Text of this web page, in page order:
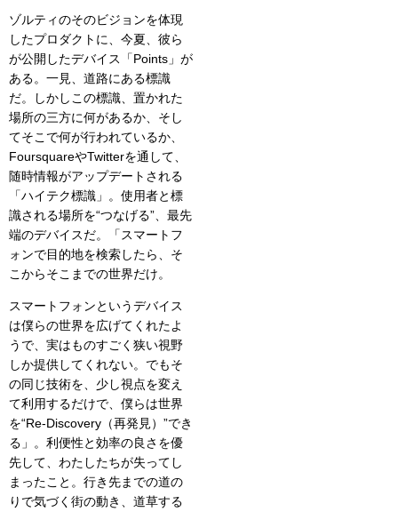
ゾルティのそのビジョンを体現
したプロダクトに、今夏、彼ら
が公開したデバイス「Points」が
ある。一見、道路にある標識
だ。しかしこの標識、置かれた
場所の三方に何があるか、そし
てそこで何が行われているか、
FoursquareやTwitterを通して、
随時情報がアップデートされる
「ハイテク標識」。使用者と標
識される場所を“つなげる”、最先
端のデバイスだ。「スマートフ
ォンで目的地を検索したら、そ
こからそこまでの世界だけ。
スマートフォンというデバイス
は僕らの世界を広げてくれたよ
うで、実はものすごく狭い視野
しか提供してくれない。でもそ
の同じ技術を、少し視点を変え
て利用するだけで、僕らは世界
を“Re-Discovery（再発見）”でき
る」。利便性と効率の良さを優
先して、わたしたちが失ってし
まったこと。行き先までの道の
りで気づく街の動き、道草する